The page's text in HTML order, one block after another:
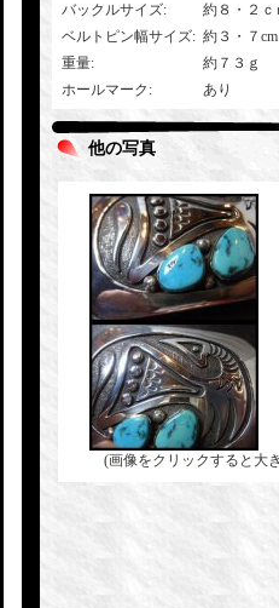
バックルサイズ:
約８・２
ベルトピン幅サイズ: 約３・７
重量:
約７３ｇ
ホールマーク : あり
他の写真
(画像をクリックすると大